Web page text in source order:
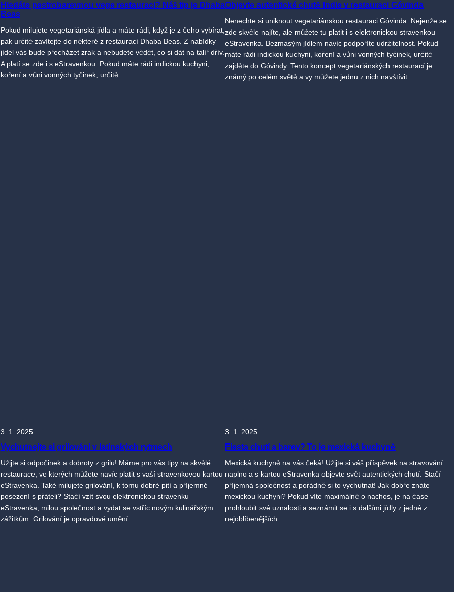
Hledáte pestrobarevnou vege restauraci? Náš tip je Dhaba
Beas
Pokud milujete vegetariánská jídla a máte rádi, když je z čeho vybírat,
pak určitě zavítejte do některé z restaurací Dhaba Beas. Z nabídky
jídel vás bude přecházet zrak a nebudete vědět, co si dát na talíř dřív.
A platí se zde i s eStravenkou. Pokud máte rádi indickou kuchyni,
koření a vůni vonných tyčinek, určitě…
Objevte autentické chutě Indie v restauraci Góvinda
Nenechte si uniknout vegetariánskou restauraci Góvinda. Nejenže se
zde skvěle najíte, ale můžete tu platit i s elektronickou stravenkou
eStravenka. Bezmasým jídlem navíc podpoříte udržitelnost. Pokud
máte rádi indickou kuchyni, koření a vůni vonných tyčinek, určitě
zajděte do Góvindy. Tento koncept vegetariánských restaurací je
známý po celém světě a vy můžete jednu z nich navštívit…
3. 1. 2025
Vychutnejte si grilování v latinských rytmech
Užijte si odpočinek a dobroty z grilu! Máme pro vás tipy na skvělé
restaurace, ve kterých můžete navíc platit s vaší stravenkovou kartou
eStravenka. Také milujete grilování, k tomu dobré pití a příjemné
posezení s přáteli? Stačí vzít svou elektronickou stravenku
eStravenka, milou společnost a vydat se vstříc novým kulinářským
zážitkům. Grilování je opravdové umění…
3. 1. 2025
Fiesta chutí a barev? To je mexická kuchyně
Mexická kuchyně na vás čeká! Užijte si váš příspěvek na stravování
naplno a s kartou eStravenka objevte svět autentických chutí. Stačí
příjemná společnost a pořádně si to vychutnat! Jak dobře znáte
mexickou kuchyni? Pokud víte maximálně o nachos, je na čase
prohloubit své uznalosti a seznámit se i s dalšími jídly z jedné z
nejoblíbenějších…